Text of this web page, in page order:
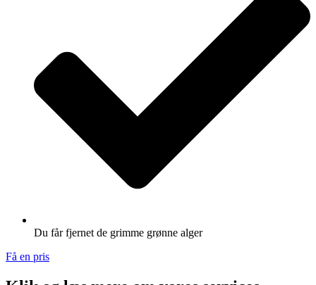
Du får fjernet de grimme grønne alger
Få en pris